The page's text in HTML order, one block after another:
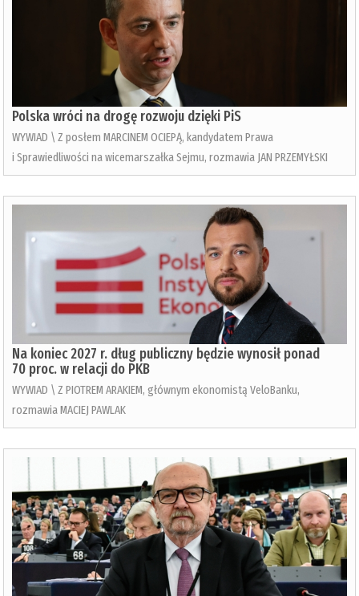
Polska wróci na drogę rozwoju dzięki PiS
WYWIAD \ Z posłem MARCINEM OCIEPĄ, kandydatem Prawa
i Sprawiedliwości na wicemarszałka Sejmu, rozmawia JAN PRZEMYŁSKI
Na koniec 2027 r. dług publiczny będzie wynosił ponad
70 proc. w relacji do PKB
WYWIAD \ Z PIOTREM ARAKIEM, głównym ekonomistą VeloBanku,
rozmawia MACIEJ PAWLAK